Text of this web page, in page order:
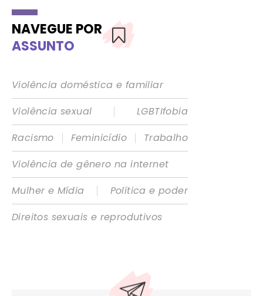
NAVEGUE POR
ASSUNTO
Violência doméstica e familiar
Violência sexual
|
LGBTIfobia
Racismo
| Feminicídio |
Trabalho
Violência de gênero na internet
Mulher e Mídia
|
Política e poder
Direitos sexuais e reprodutivos